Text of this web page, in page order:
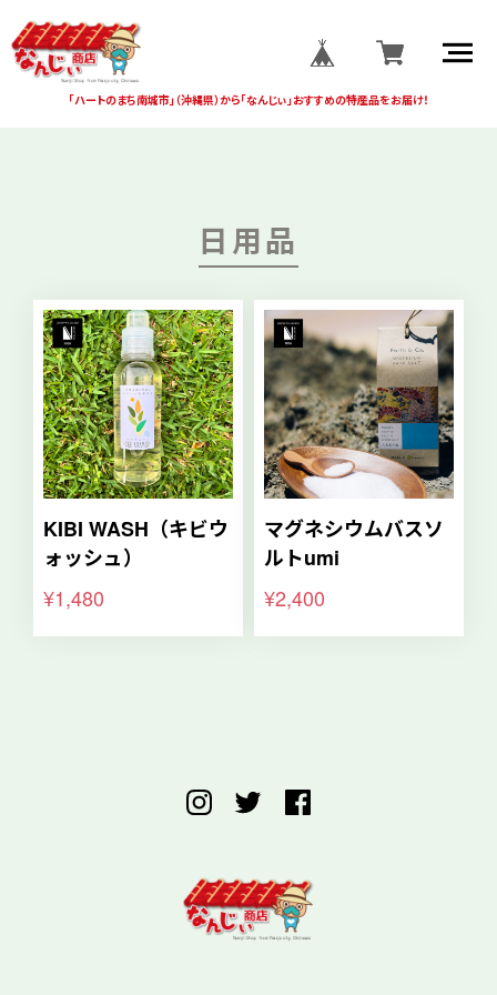
「ハートのまち南城市」（沖縄県）から「なんじぃ」おすすめの特産品をお届け！
日用品
KIBI WASH（キビウ
ォッシュ）
¥1,480
マグネシウムバスソ
ルトumi
¥2,400